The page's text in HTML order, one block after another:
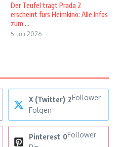
Der Teufel trägt Prada 2
erscheint fürs Heimkino: Alle Infos
zum ...
5. Juli 2026
X (Twitter) 2Follower
Folgen
Pinterest 0Follower